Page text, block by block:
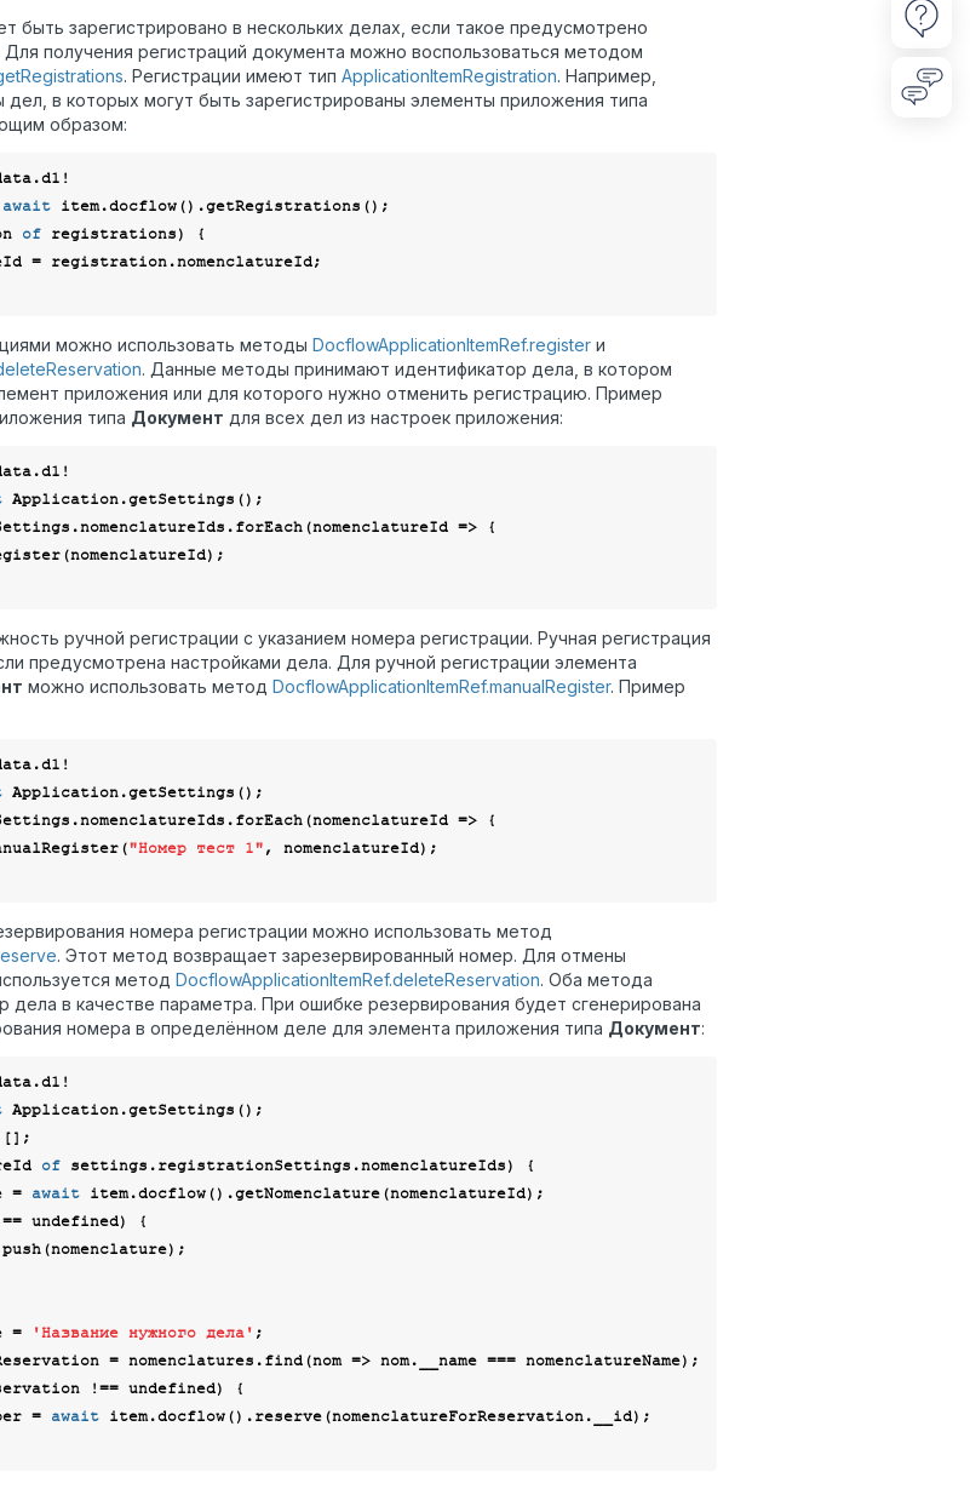
быть зарегистрировано в нескольких делах, если такое предусмотрено
получения регистраций документа можно воспользоваться методом
. Регистрации имеют тип ApplicationItemRegistration. Например,
дел, в которых могут быть зарегистрированы элементы приложения типа
образом:
await
of registrations) {
= registration.nomenclatureId;
можно использовать методы DocflowApplicationItemRef.registerи
. Данные методы принимают идентификатор дела, в котором
приложения или для которого нужно отменить регистрацию. Пример
типа Документ для всех дел из настроек приложения:
Application.getSettings();
nomenclatureId => {
ручной регистрации с указанием номера регистрации. Ручная регистрация
предусмотрена настройками дела. Для ручной регистрации элемента
можно использовать метод DocflowApplicationItemRef.manualRegister. Пример
Application.getSettings();
nomenclatureId => {
"Номер тест 1", nomenclatureId);
номера регистрации можно использовать метод
. Этот метод возвращает зарезервированный номер. Для отмены
метод DocflowApplicationItemRef.deleteReservation. Оба метода
дела в качестве параметра. При ошибке резервирования будет сгенерирована
номера в определённом деле для элемента приложения типа Документ:
of settings.registrationSettings.nomenclatureIds) {
= await item.docflow().getNomenclature(nomenclatureId);
undefined) {
= 'Название нужного дела'
= nomenclatures.find(nom =>
!== undefined) {
= await item.docflow().reserve(nomenclatureForReservation.__id);